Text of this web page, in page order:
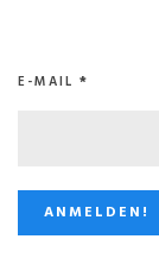
E-MAIL *